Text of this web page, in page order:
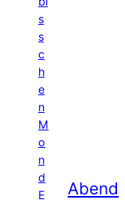
s
s
c
h
e
n
M
o
n
d
E
Abend